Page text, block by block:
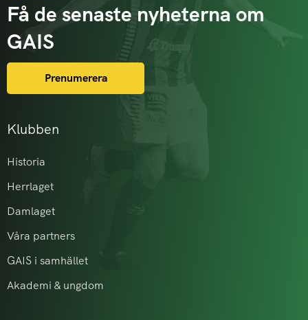
Klubben
Historia
Herrlaget
Damlaget
Våra partners
GAIS i samhället
Akademi & ungdom
Få de senaste nyheterna om
GAIS
Prenumerera